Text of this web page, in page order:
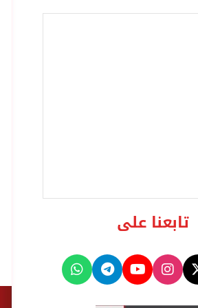
تابعنا على